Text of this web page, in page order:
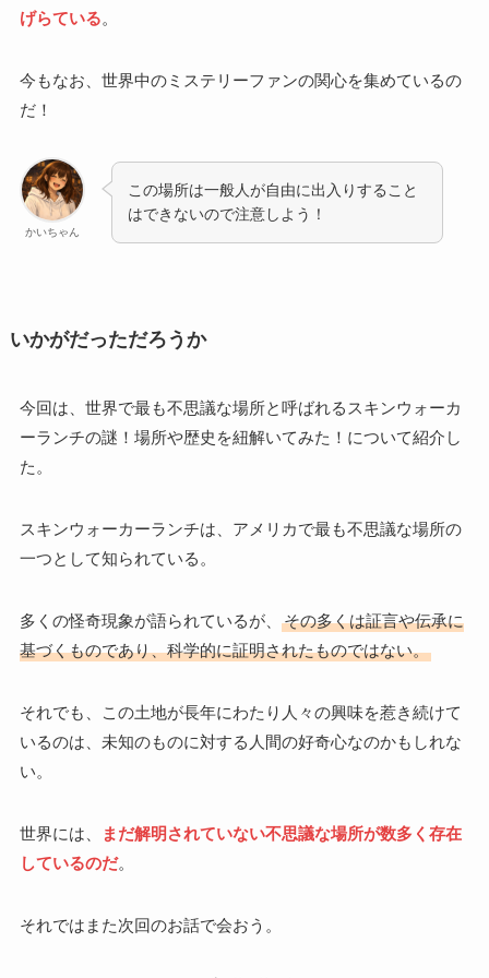
げらている。
今もなお、世界中のミステリーファンの関心を集めているの
だ！
かいちゃん
この場所は一般人が自由に出入りすること
はできないので注意しよう！
いかがだっただろうか
今回は、世界で最も不思議な場所と呼ばれるスキンウォーカ
ーランチの謎！場所や歴史を紐解いてみた！について紹介し
た。
スキンウォーカーランチは、アメリカで最も不思議な場所の
一つとして知られている。
多くの怪奇現象が語られているが、
その多くは証言や伝承に
基づくものであり、科学的に証明されたものではない。
それでも、この土地が長年にわたり人々の興味を惹き続けて
いるのは、未知のものに対する人間の好奇心なのかもしれな
い。
世界には、
まだ解明されていない不思議な場所が数多く存在
しているのだ。
それではまた次回のお話で会おう。